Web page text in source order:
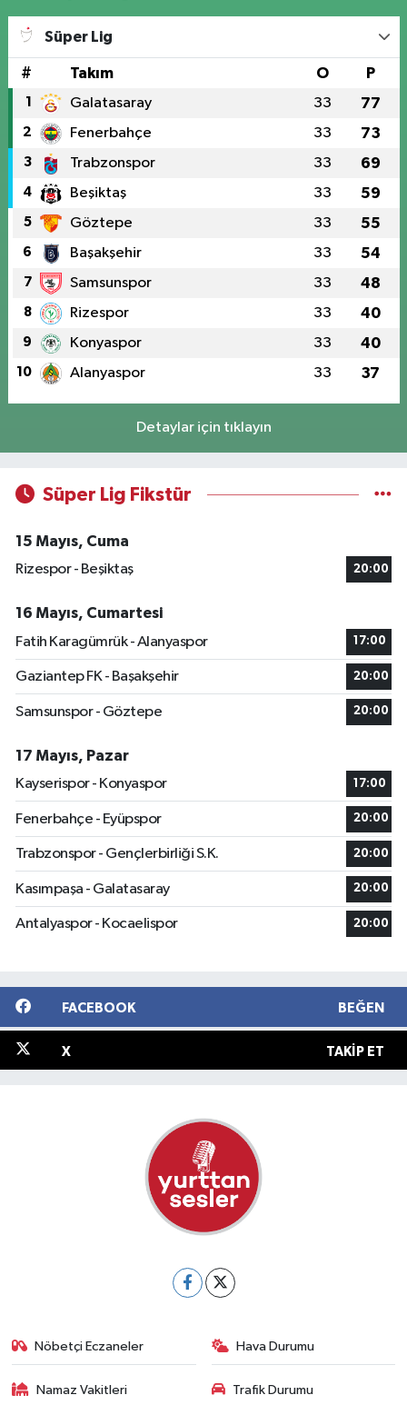
Süper Lig
# Takım O P
1 Galatasaray 33 77
2 Fenerbahçe 33 73
3 Trabzonspor 33 69
4 Beşiktaş 33 59
5 Göztepe 33 55
6 Başakşehir 33 54
7 Samsunspor 33 48
8 Rizespor 33 40
9 Konyaspor 33 40
10 Alanyaspor 33 37
Detaylar için tıklayın
Süper Lig Fikstür
15 Mayıs, Cuma
Rizespor - Beşiktaş
20:00
16 Mayıs, Cumartesi
Fatih Karagümrük - Alanyaspor
17:00
Gaziantep FK - Başakşehir 20:00
Samsunspor - Göztepe 20:00
17 Mayıs, Pazar
Kayserispor - Konyaspor
17:00
Fenerbahçe - Eyüpspor 20:00
Trabzonspor - Gençlerbirliği S.K. 20:00
Kasımpaşa - Galatasaray 20:00
Antalyaspor - Kocaelispor 20:00
FACEBOOK BEĞEN
X TAKIP ET
Nöbetçi Eczaneler Hava Durumu
Namaz Vakitleri Trafik Durumu